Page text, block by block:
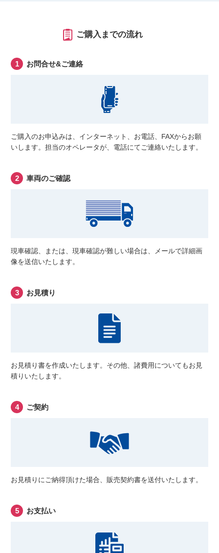
ご購入までの流れ
お問合せ&ご連絡
ご購入のお申込みは、インターネット、お電話、FAXからお願
いします。担当のオペレータが、電話にてご連絡いたします。
車両のご確認
現車確認、または、現車確認が難しい場合は、メールで詳細画
像を送信いたします。
お見積り
お見積り書を作成いたします。その他、諸費用についてもお見
積りいたします。
ご契約
お見積りにご納得頂けた場合、販売契約書を送付いたします。
お支払い